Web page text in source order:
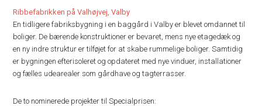
Ribbefabrikken på Valhøjvej, Valby
En tidligere fabriksbygning i en baggård i Valby er blevet omdannet til
boliger. De bærende konstruktioner er bevaret, mens nye etagedæk og
en ny indre struktur er tilføjet for at skabe rummelige boliger. Samtidig
er bygningen efterisoleret og opdateret med nye vinduer, installationer
og fælles udearealer som gårdhave og tagterrasser.
De to nominerede projekter til Specialprisen: